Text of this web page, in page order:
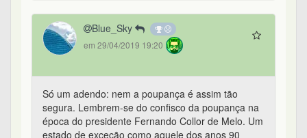
Blue_Sky
em 29/04/2019 19:20
Só um adendo: nem a poupança é assim tão
segura. Lembrem-se do confisco da poupança na
época do presidente Fernando Collor de Melo. Um
estado de exceção como aquele dos anos 90